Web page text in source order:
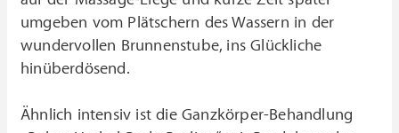
umgeben vom Plätschern des Wassern in der
wundervollen Brunnenstube, ins Glückliche
hinüberdösend.
Ähnlich intensiv ist die Ganzkörper-Behandlung